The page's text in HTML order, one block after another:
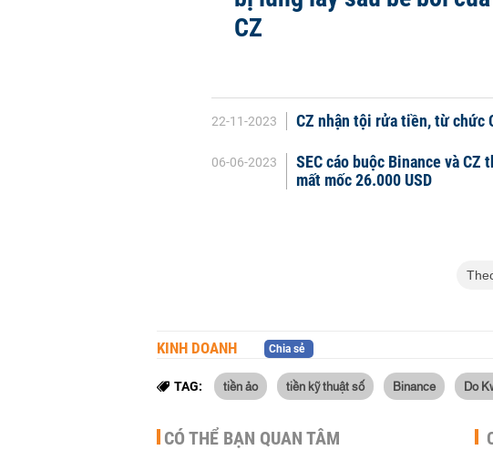
CZ
22-11-2023 CZ nhận tội rửa tiền, từ chức
06-06-2023
SEC cáo buộc Binance và
mất mốc 26.000 USD
KINH DOANH Chia sẻ
TAG: tiền ảo tiền kỹ thuật số Binance Do
CÓ THỂ BẠN QUAN TÂM